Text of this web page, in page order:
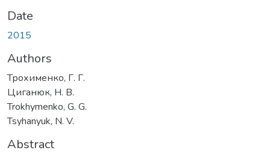
Date
2015
Authors
Трохименко, Г. Г.
Циганюк, Н. В.
Trokhymenko, G. G.
Tsyhanyuk, N. V.
Abstract